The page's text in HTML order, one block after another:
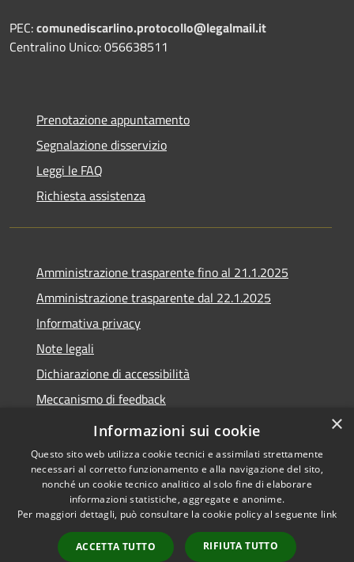
PEC:comunediscarlino.protocollo@legalmail.it
Centralino Unico: 056638511
Prenotazione appuntamento
Segnalazione disservizio
Leggi le FAQ
Richiesta assistenza
Amministrazione trasparente fino al 21.1.2025
Amministrazione trasparente dal 22.1.2025
Informativa privacy
Note legali
Dichiarazione di accessibilità
Meccanismo di feedback
Whistleblowing
Accessibilità
Copyright © 2020 •
Comune di Scarlino •
Powered byMunicipium
×
Informazioni sui cookie
Questo sito web utilizza cookie tecnici e assimilati strettamente
necessari al corretto funzionamento e alla navigazione del sito,
nonché un cookie tecnico analitico al solo fine di elaborare
informazioni statistiche, aggregate e anonime.
Per maggiori dettagli, può consultare la cookie policy al seguente link
ACCETTA TUTTO RIFIUTA TUTTO